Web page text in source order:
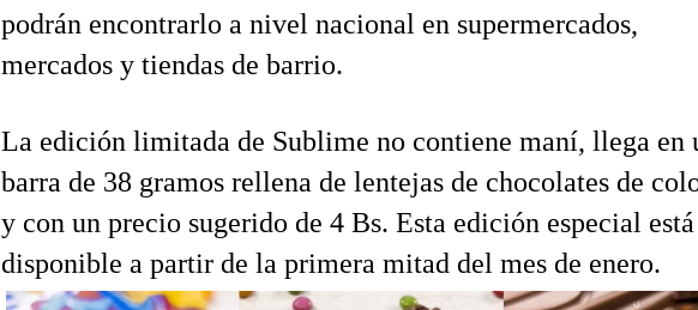
podrán encontrarlo a nivel nacional en supermercados,
mercados y tiendas de barrio.
La edición limitada de Sublime no contiene maní, llega en
barra de 38 gramos rellena de lentejas de chocolates de
y con un precio sugerido de 4 Bs. Esta edición especial está
disponible a partir de la primera mitad del mes de enero.